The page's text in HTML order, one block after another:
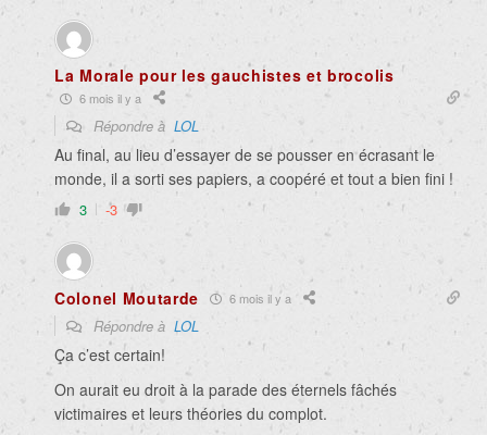
La Morale pour les gauchistes et brocolis
6 mois il y a
Répondre à LOL
Au final, au lieu d’essayer de se pousser en écrasant le
monde, il a sorti ses papiers, a coopéré et tout a bien fini !
3 -3
Colonel Moutarde 6 mois il y a
Répondre à LOL
Ça c’est certain!
On aurait eu droit à la parade des éternels fâchés
victimaires et leurs théories du complot.